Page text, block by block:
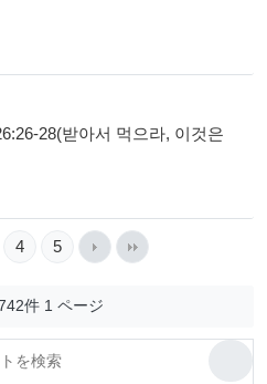
28(받아서 먹으라, 이것은
4 5
件1 ページ